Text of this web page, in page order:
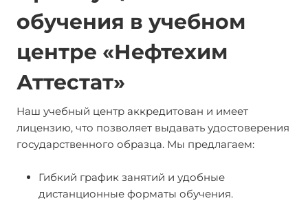
обучения в учебном
центре «Нефтехим
Аттестат»
Наш учебный центр аккредитован и имеет
лицензию, что позволяет выдавать удостоверения
государственного образца. Мы предлагаем:
Гибкий график занятий и удобные
дистанционные форматы обучения.